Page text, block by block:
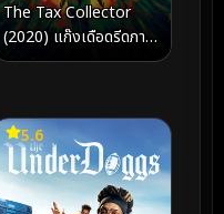
The Tax Collector
(2020) แก๊งเดือดรีดภาษี
เลือด
5.6